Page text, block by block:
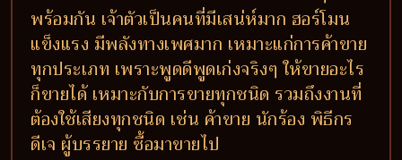
พร้อมกัน เจ้าตัวเป็นคนที่มีเสน่ห์มาก ฮอร์โมน
แข็งแรง มีพลังทางเพศมาก เหมาะแก่การค้าขาย
ทุกประเภท เพราะพูดดีพูดเก่งจริงๆ ให้ขายอะไร
ก็ขายได้ เหมาะกับการขายทุกชนิด รวมถึงงานที่
ต้องใช้เสียงทุกชนิด เช่น ค้าขาย นักร้อง พิธีกร
ดีเจ ผู้บรรยาย ซื้อมาขายไป